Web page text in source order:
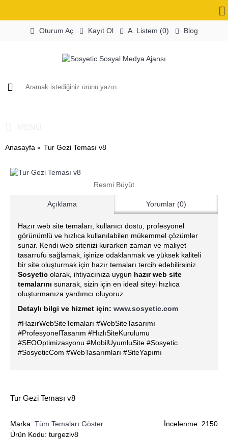
Oturum Aç Kayıt Ol A. Listem (0) Blog
Anasayfa Tur Gezi Teması v8
Resmi Büyüt
Açıklama Yorumlar (0)
Hazır web site temaları, kullanıcı dostu, profesyonel
görünümlü ve hızlıca kullanılabilen mükemmel çözümler
sunar. Kendi web sitenizi kurarken zaman ve maliyet
tasarrufu sağlamak, işinize odaklanmak ve yüksek kaliteli
bir site oluşturmak için hazır temaları tercih edebilirsiniz.
Sosyetic olarak, ihtiyacınıza uygun hazır web site
temalarını sunarak, sizin için en ideal siteyi hızlıca
oluşturmanıza yardımcı oluyoruz.
Detaylı bilgi ve hizmet için: www.sosyetic.com
#HazırWebSiteTemaları #WebSiteTasarımı
#ProfesyonelTasarım #HızlıSiteKurulumu
#SEOOptimizasyonu #MobilUyumluSite #Sosyetic
#SosyeticCom #WebTasarımları #SiteYapımı
Tur Gezi Teması v8
İncelenme: 2150
Marka: Tüm Temaları Göster
Ürün Kodu: turgeziv8